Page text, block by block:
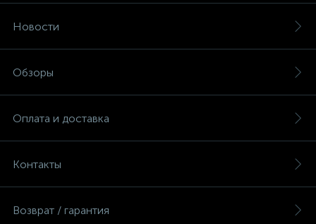
Новости
Обзоры
Оплата и доставка
Контакты
Возврат / гарантия